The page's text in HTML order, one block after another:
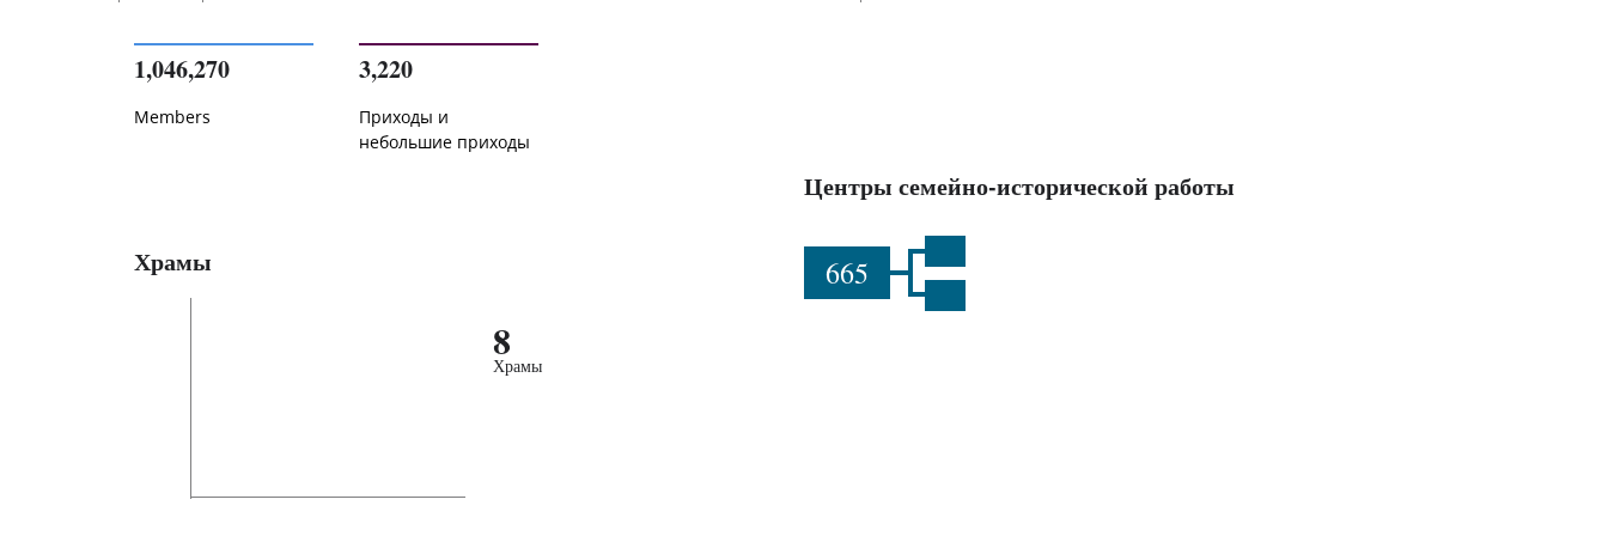
1,046,270
Members
3,220
Приходы и
небольшие приходы
Центры семейно-исторической работы
665
Храмы
8
Храмы